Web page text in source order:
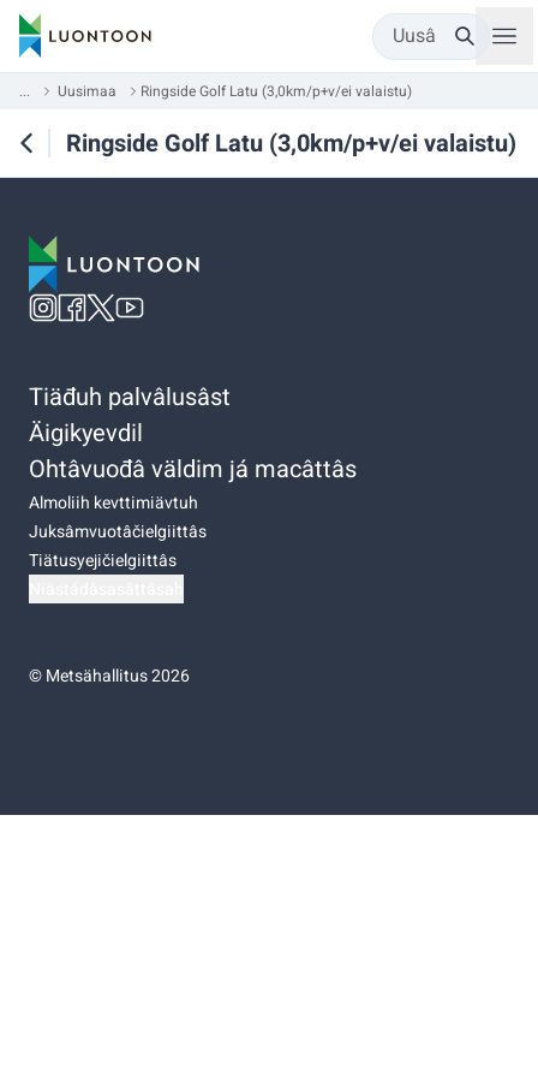
Uusâ
... Uusimaa Ringside Golf Latu (3,0km/p+v/ei valaistu)
Ringside Golf Latu (3,0km/p+v/ei valaistu)
Tiäđuh palvâlusâst
Äigikyevdil
Ohtâvuođâ väldim já macâttâs
Almoliih kevttimiävtuh
Juksâmvuotâčielgiittâs
Tiätusyejičielgiittâs
©Metsähallitus 2026